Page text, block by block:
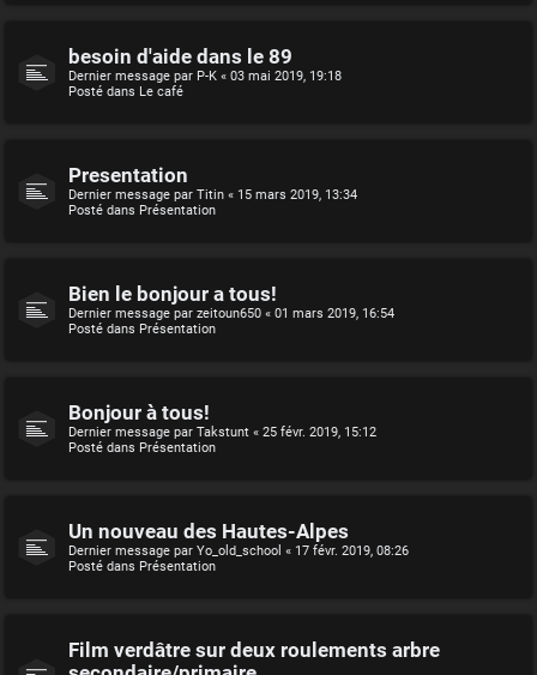
besoin d'aide dans le 89
Dernier message par P-K « 03 mai 2019, 19:18
Posté dans Le café
Presentation
Dernier message par Titin « 15 mars 2019, 13:34
Posté dans Présentation
Bien le bonjour a tous!
Dernier message par zeitoun650 « 01 mars 2019, 16:54
Posté dans Présentation
Bonjour à tous!
Dernier message par Takstunt « 25 févr. 2019, 15:12
Posté dans Présentation
Un nouveau des Hautes-Alpes
Dernier message par Yo_old_school « 17 févr. 2019, 08:26
Posté dans Présentation
Film verdâtre sur deux roulements arbre